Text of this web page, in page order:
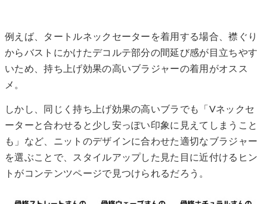
例えば、タートルネックセーターを着用する場合、襟ぐり
からバストにかけたデコルテ部分の間延び感が目立ちやす
いため、持ち上げ効果の高いブラジャーの着用がオスス
メ。
しかし、同じく持ち上げ効果の高いブラでも「Vネックセ
ーターと合わせると少し安っぽい印象に見えてしまうこと
も」など、ニットのデザインに合わせた適切なブラジャー
を選ぶことで、スタイルアップした見た目に近付けるヒン
トがコンテンツページで見つけられるだろう。